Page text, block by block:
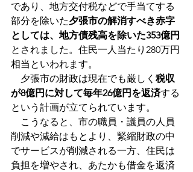
であり、地方交付税などで手当てする
部分を除いた夕張市の解消すべき赤字
としては、地方債残高を除いた353億円
とされました。住民一人当たり280万円
相当といわれます。
夕張市の財政は現在でも厳しく 税収
が8億円に対して毎年26億円を返済する
という計画が立てられています。
こうなると、市の職員・議員の人員
削減や減給はもとより、緊縮財政の中
でサービスが削減される一方、住民は
負担を増やされ、あたかも借金を返済